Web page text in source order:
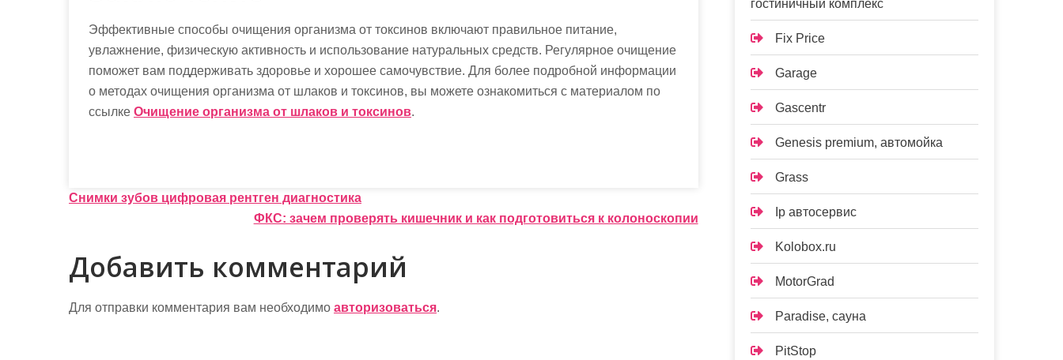
Эффективные способы очищения организма от токсинов включают правильное питание,
увлажнение, физическую активность и использование натуральных средств. Регулярное очищение
поможет вам поддерживать здоровье и хорошее самочувствие. Для более подробной информации
о методах очищения организма от шлаков и токсинов, вы можете ознакомиться с материалом по
ссылке Очищение организма от шлаков и токсинов.
Н
в
и
г
Снимки зубов цифровая рентген диагностика
ФКС: зачем проверять кишечник и как подготовиться к колоноскопии
Добавить комментарий
Для отправки комментария вам необходимо авторизоваться.
гостиничный комплекс
Fix Price
Garage
Gascentr
Genesis premium, автомойка
Grass
Ip автосервис
Kolobox.ru
MotorGrad
Paradise, сауна
PitStop